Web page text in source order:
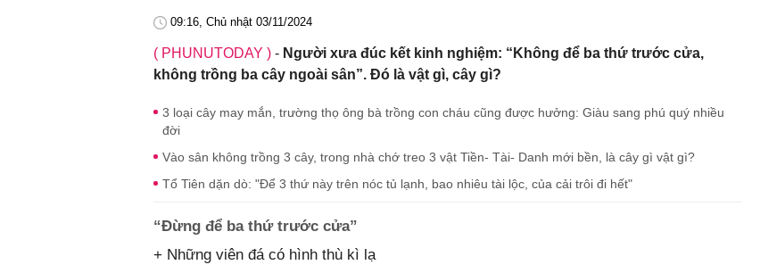
09:16, Chủ nhật 03/11/2024
( PHUNUTODAY ) - Người xưa đúc kết kinh nghiệm: “Không để ba thứ trước cửa,
không trồng ba cây ngoài sân”. Đó là vật gì, cây gì?
3 loại cây may mắn, trường thọ ông bà trồng con cháu cũng được hưởng: Giàu sang phú quý nhiều
đời
Vào sân không trồng 3 cây, trong nhà chớ treo 3 vật Tiền- Tài- Danh mới bền, là cây gì vật gì?
Tổ Tiên dặn dò: "Để 3 thứ này trên nóc tủ lạnh, bao nhiêu tài lộc, của cải trôi đi hết"
“Đừng để ba thứ trước cửa”
+ Những viên đá có hình thù kì lạ